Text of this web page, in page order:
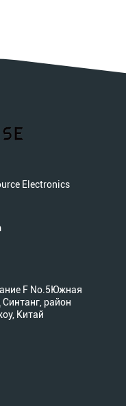
Electronics
F No.5Южная
район
Китай